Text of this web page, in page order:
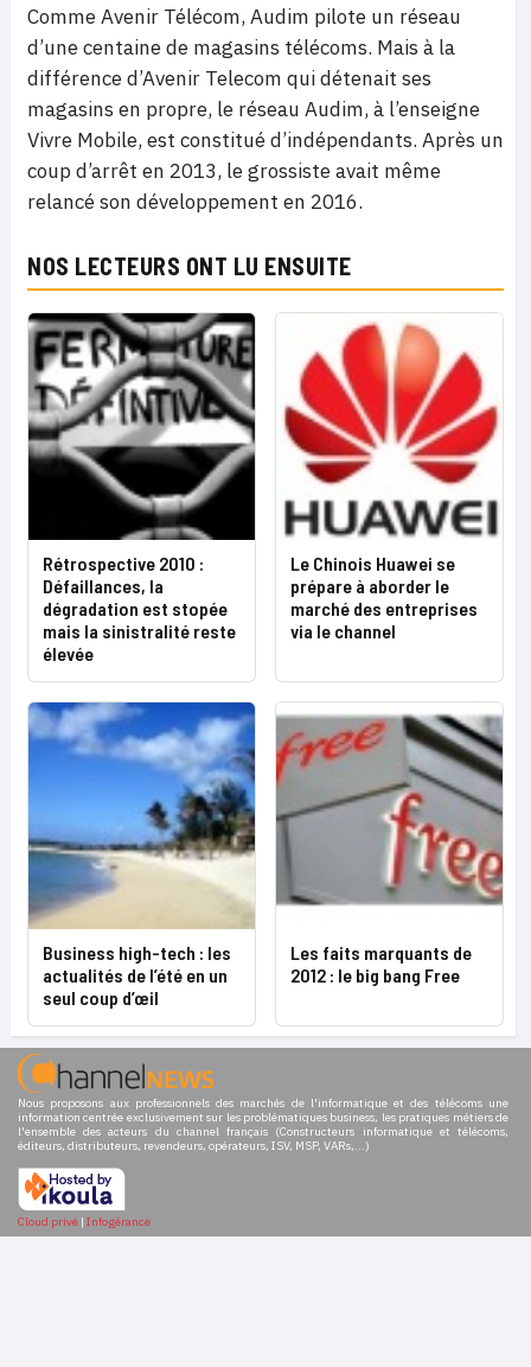
Comme Avenir Télécom, Audim pilote un réseau
d’une centaine de magasins télécoms. Mais à la
différence d’Avenir Telecom qui détenait ses
magasins en propre, le réseau Audim, à l’enseigne
Vivre Mobile, est constitué d’indépendants. Après un
coup d’arrêt en 2013, le grossiste avait même
relancé son développement en 2016.
NOS LECTEURS ONT LU ENSUITE
Rétrospective 2010 :
Défaillances, la
dégradation est stopée
mais la sinistralité reste
élevée
Le Chinois Huawei se
prépare à aborder le
marché des entreprises
via le channel
Business high-tech : les
actualités de l’été en un
seul coup d’œil
Les faits marquants de
2012 : le big bang Free
Nous proposons aux professionnels des marchés de l'informatique et des télécoms une
information centrée exclusivement sur les problématiques business, les pratiques métiers de
l'ensemble des acteurs du channel français (Constructeurs informatique et télécoms,
éditeurs, distributeurs, revendeurs, opérateurs, ISV, MSP, VARs,...)
Cloud privé | Infogérance